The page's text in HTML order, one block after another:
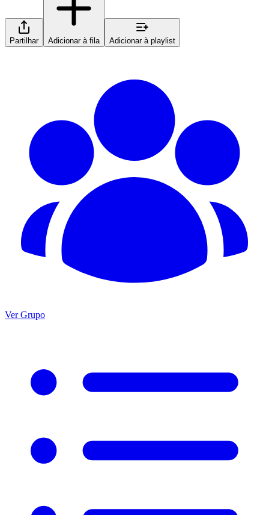
Partilhar Adicionar à fila Adicionar à playlist
Ver Grupo